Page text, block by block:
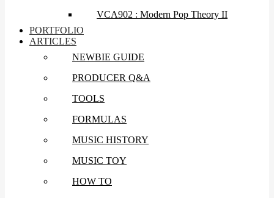
VCA902 : Modern Pop Theory II
PORTFOLIO
ARTICLES
NEWBIE GUIDE
PRODUCER Q&A
TOOLS
FORMULAS
MUSIC HISTORY
MUSIC TOY
HOW TO